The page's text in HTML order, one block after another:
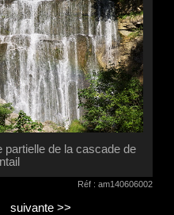
de la cascade de
Réf : am140606002
suivante >>